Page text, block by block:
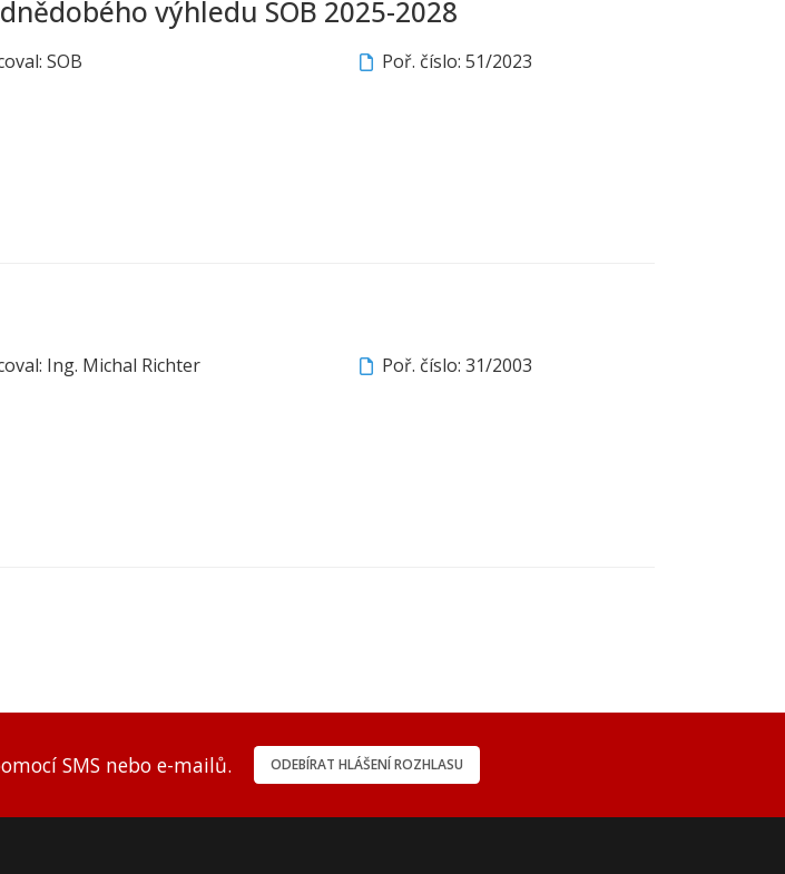
výhledu SOB 2025-2028
SOB Poř. číslo: 51/2023
Ing. Michal Richter Poř. číslo: 31/2003
SMS nebo e-mailů. ODEBÍRAT HLÁŠENÍ ROZHLASU